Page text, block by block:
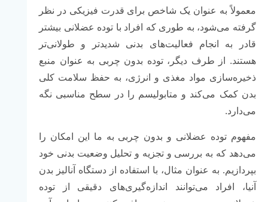
معمولاً به عنوان یک شاخص برای قدرت فیزیکی در نظر
گرفته می‌شود، به طوری که افراد با توده عضلانی بیشتر
قادر به انجام فعالیت‌های بدنی شدیدتر و طولانی‌تر
هستند. از طرف دیگر، توده بدون چربی به عنوان منبع
ذخیره‌سازی مواد مغذی و انرژی، به حفظ سلامت کلی
بدن کمک می‌کند و متابولیسم را در سطح مناسبی نگه
می‌دارد.
مفهوم توده عضلانی و بدون چربی به ما این امکان را
می‌دهد که به بررسی و تجزیه و تحلیل وضعیت بدنی خود
بپردازیم. به عنوان مثال، با استفاده از دستگاه آنالیز بدن
آنیا، افراد می‌توانند اندازه‌گیری‌های دقیقی از توده